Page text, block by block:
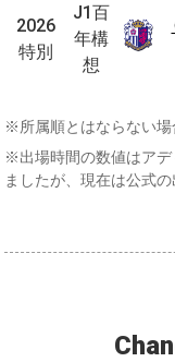
2026
特別
百
年
2026
特別
J1百
年構
想
※所属順とはならない場
※出場時間の数値はアデ
ましたが、現在は公式